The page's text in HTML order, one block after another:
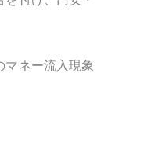
マネー流入現象